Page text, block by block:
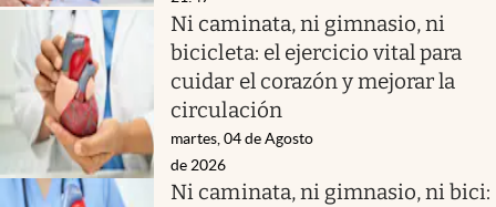
Ni caminata, ni gimnasio, ni
bicicleta: el ejercicio vital para
cuidar el corazón y mejorar la
circulación
martes, 04 de Agosto
de 2026
Ni caminata, ni gimnasio, ni bici: